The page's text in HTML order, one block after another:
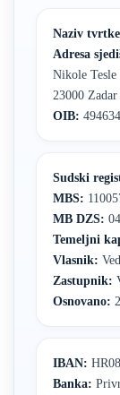
Naziv
Adresa
Nikole Tesle
23000 Zadar
OIB:
Sudski
MBS:
MB DZS:
Temeljni
Vlasnik:
Zastupnik:
Osnovano:
IBAN:
Banka: